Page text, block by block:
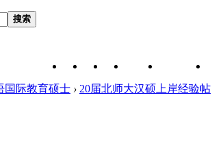
搜索
国际教育硕士 › 20届北师大汉硕上岸经验帖